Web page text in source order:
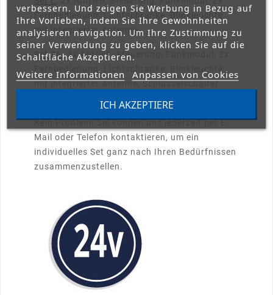
Fernbedienung, Lichtschranke, Blinkleuchte
mit integrierter Antenne
Set XL: 2x Antrieb, Steuerung, Funkmodul, 3x
Fernbedienung, Lichtschranke, Blinkleuchte
mit integrierter Antenne, Schlüsselschalter
Individuelle Wünsche?
Kein Problem! Sie können uns jederzeit per E-
Mail oder Telefon kontaktieren, um ein
individuelles Set ganz nach Ihren Bedürfnissen
zusammenzustellen.
verbessern. Und zeigen Sie Werbung in Bezug auf
Ihre Vorlieben, indem Sie Ihre Gewohnheiten
analysieren navigation. Um Ihre Zustimmung zu
seiner Verwendung zu geben, klicken Sie auf die
Schaltfläche Akzeptieren.
Weitere Informationen Anpassen von Cookies
ICH AKZEPTIERE